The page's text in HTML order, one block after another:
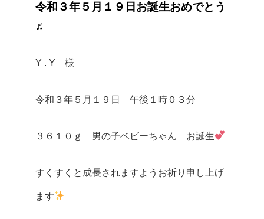
令和３年５月１９日お誕生おめでとう
♬
Y . Y 様
令和３年５月１９日 午後１時０３分
３６１０ｇ 男の子ベビーちゃん お誕生
すくすくと成長されますようお祈り申し上げ
ます